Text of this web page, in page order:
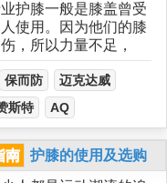
护膝一般是膝盖曾受
使用。因为他们的膝
，所以力量不足，
保而防
迈克达威
斯特 AQ
南
护膝的使用及选购